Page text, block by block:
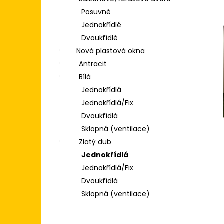
Posuvné
Jednokřídlé
Dvoukřídlé
Nová plastová okna
Antracit
Bílá
Jednokřídlá
Jednokřídlá/Fix
Dvoukřídlá
Sklopná (ventilace)
Zlatý dub
Jednokřídlá
Jednokřídlá/Fix
Dvoukřídlá
Sklopná (ventilace)
i
POSUVNÉ DVEŘE 200X200
(2000X2000) KLIKA/KLIKA, ZÁMEK,
3SKLO BÍLÁ/BÍLÁ
31 500 Kč